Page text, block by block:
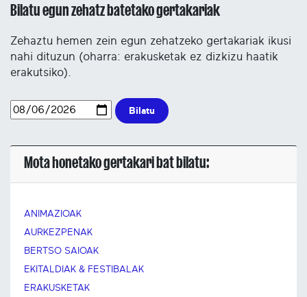
Bilatu egun zehatz batetako gertakariak
Zehaztu hemen zein egun zehatzeko gertakariak ikusi
nahi dituzun (oharra: erakusketak ez dizkizu haatik
erakutsiko).
Bilatu
Mota honetako gertakari bat bilatu:
ANIMAZIOAK
AURKEZPENAK
BERTSO SAIOAK
EKITALDIAK & FESTIBALAK
ERAKUSKETAK